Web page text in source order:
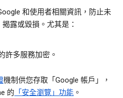
和使用者相關資訊，防止未
露或毀損。尤其是：
許多服務加密。
機制供您存取「Google 帳戶」，
的 「安全瀏覽」功能 。